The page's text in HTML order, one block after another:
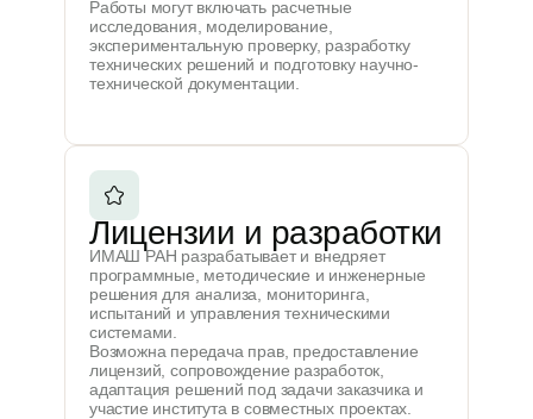
Работы могут включать расчетные
исследования, моделирование,
экспериментальную проверку, разработку
технических решений и подготовку научно-
технической документации.
Лицензии и разработки
ИМАШ РАН разрабатывает и внедряет
программные, методические и инженерные
решения для анализа, мониторинга,
испытаний и управления техническими
системами.
Возможна передача прав, предоставление
лицензий, сопровождение разработок,
адаптация решений под задачи заказчика и
участие института в совместных проектах.